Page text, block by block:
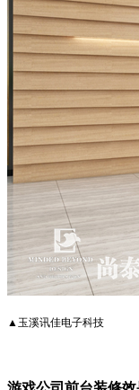
▲玉溪讯佳电子科技